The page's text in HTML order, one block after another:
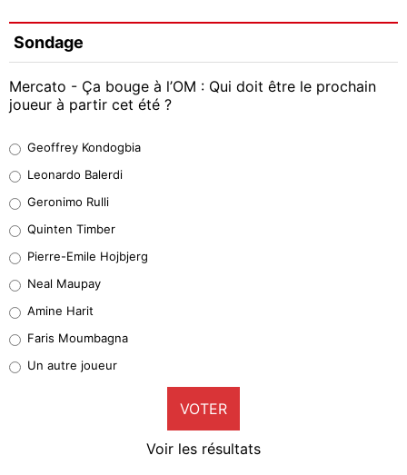
Sondage
Mercato - Ça bouge à l’OM : Qui doit être le prochain
joueur à partir cet été ?
38%
32%
5%
1%
9%
Geoffrey Kondogbia
Leonardo Balerdi
Geronimo Rulli
Quinten Timber
Pierre-Emile Hojbjerg
Neal Maupay
Amine Harit
Faris Moumbagna
Un autre joueur
VOTER
Voir les résultats